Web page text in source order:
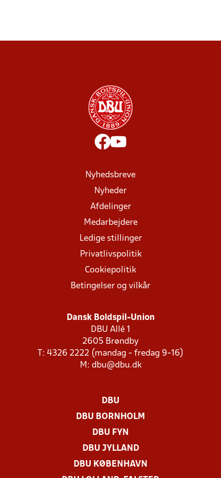
Nyhedsbreve
Nyheder
Afdelinger
Medarbejdere
Ledige stillinger
Privatlivspolitik
Cookiepolitik
Betingelser og vilkår
Dansk Boldspil-Union
DBU Allé 1
2605 Brøndby
T: 4326 2222 (mandag - fredag 9-16)
M: dbu@dbu.dk
DBU
DBU BORNHOLM
DBU FYN
DBU JYLLAND
DBU KØBENHAVN